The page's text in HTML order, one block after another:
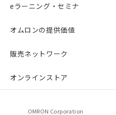
eラーニング・セミナ
オムロンの提供価値
販売ネットワーク
オンラインストア
OMRON Corporation